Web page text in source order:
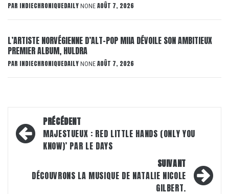
PAR INDIECHRONIQUEDAILY NONE AOÛT 7, 2026
L’ARTISTE NORVÉGIENNE D’ALT-POP MIIA DÉVOILE SON AMBITIEUX
PREMIER ALBUM, HULDRA
PAR INDIECHRONIQUEDAILY NONE AOÛT 7, 2026
Navigation
d’article
PRÉCÉDENT
MAJESTUEUX : RED LITTLE HANDS (ONLY YOU
KNOW)’ PAR LE DAYS
SUIVANT
DÉCOUVRONS LA MUSIQUE DE NATALIE NICOLE
GILBERT.